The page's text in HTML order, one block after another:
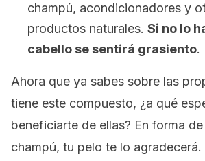
champú, acondicionadores y
productos naturales. Si no lo
cabello se sentirá grasiento.
Ahora que ya sabes sobre las
tiene este compuesto, ¿a qué
beneficiarte de ellas? En forma
champú, tu pelo te lo agradecerá.